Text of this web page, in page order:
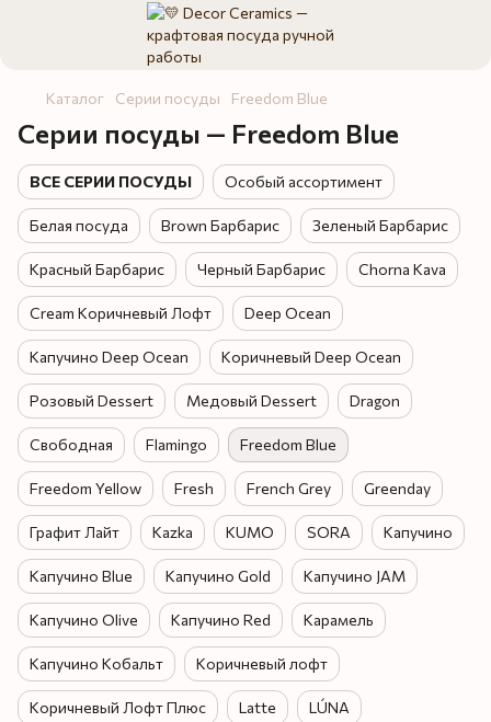
Каталог Серии посуды Freedom Blue
Серии посуды — Freedom Blue
ВСЕ СЕРИИ ПОСУДЫ Особый ассортимент
Белая посуда Brown Барбарис Зеленый Барбарис
Красный Барбарис Черный Барбарис Chorna Kava
Cream Коричневый Лофт Deep Ocean
Капучино Deep Ocean Коричневый Deep Ocean
Розовый Dessert Медовый Dessert Dragon
Свободная Flamingo Freedom Blue
Freedom Yellow Fresh French Grey Greenday
Графит Лайт Kazka KUMO SORA Капучино
Капучино Blue Капучино Gold Капучино JAM
Капучино Olive Капучино Red Карамель
Капучино Кобальт Коричневый лофт
Коричневый Лофт Плюс Latte LÚNA